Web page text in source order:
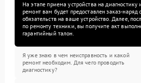
На этапе приема устройства на
ремонт вам будет предоставлен заказ-наряд
обязательств на ваше устройство. Далее,
по ремонту техники, вы получите акт
гарантийный талон.
Я уже знаю в чем неисправность и какой
ремонт необходим. Для чего проводить
диагностику?